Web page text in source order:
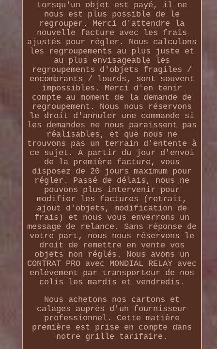
Lorsqu'un objet est payé, il ne
nous est plus possible de le
regrouper. Merci d'attendre la
nouvelle facture avec les frais
ajustés pour régler. Nous calculons
les regroupements au plus juste et
au plus envisageable les
regroupements d'objets fragiles /
encombrants / lourds, sont souvent
impossibles. Merci d'en tenir
compte au moment de la demande de
regroupement. Nous nous réservons
le droit d'annuler une commande si
les demandes ne nous paraissent pas
réalisables, et que nous ne
trouvons pas un terrain d'entente à
ce sujet. À partir du jour d'envoi
de la première facture, vous
disposez de 20 jours maximum pour
régler. Passé de délais, nous ne
pouvons plus intervenir pour
modifier les factures (retrait,
ajout d'objets, modification de
frais) et nous vous enverrons un
message de relance. Sans réponse de
votre part, nous nous réservons le
droit de remettre en vente vos
objets non réglés. Nous avons un
CONTRAT PRO avec MONDIAL RELAY avec
enlèvement par transporteur de nos
colis les mardis et vendredis.
Nous achetons nos cartons et
calages auprès d'un fournisseur
professionnel. Cette matière
première est prise en compte dans
notre grille tarifaire.